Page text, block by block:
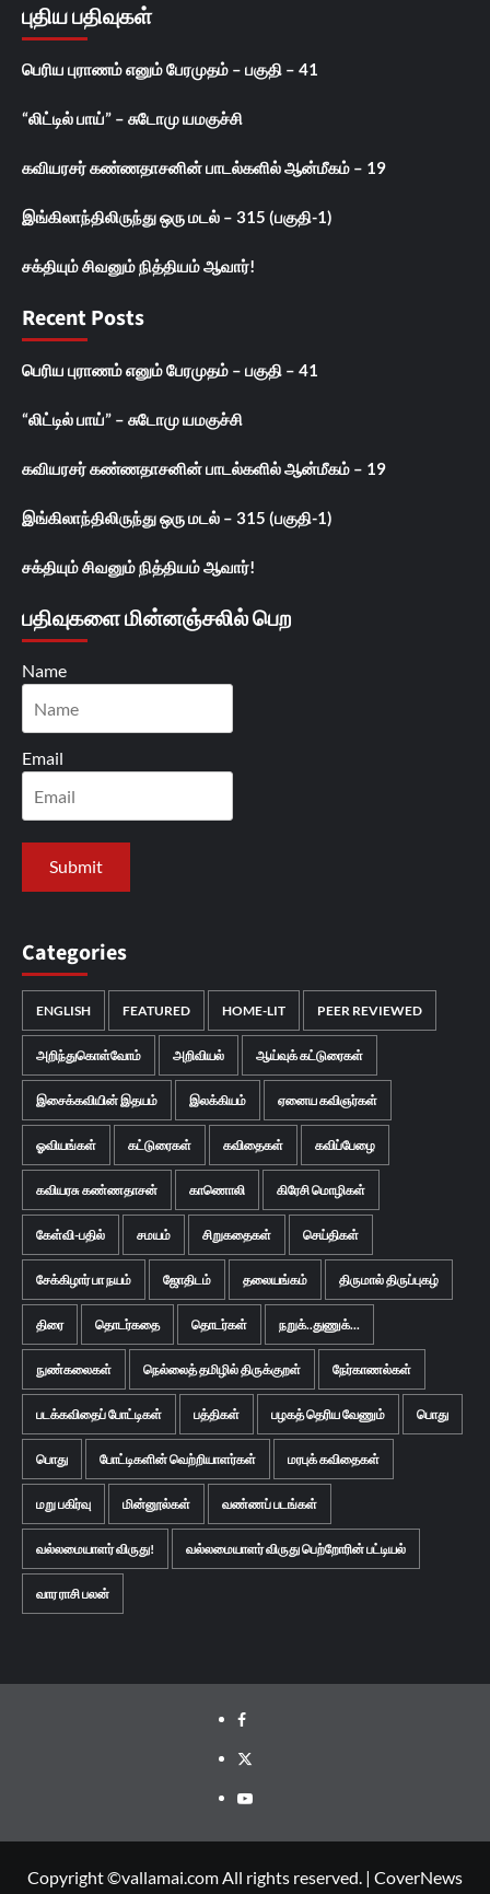
புதிய பதிவுகள்
பெரிய புராணம் எனும் பேரமுதம் – பகுதி – 41
“லிட்டில் பாய்” – சுடோமு யமகுச்சி
கவியரசர் கண்ணதாசனின் பாடல்களில் ஆன்மீகம் – 19
இங்கிலாந்திலிருந்து ஒரு மடல் – 315 (பகுதி-1)
சக்தியும் சிவனும் நித்தியம் ஆவார்!
Recent Posts
பெரிய புராணம் எனும் பேரமுதம் – பகுதி – 41
“லிட்டில் பாய்” – சுடோமு யமகுச்சி
கவியரசர் கண்ணதாசனின் பாடல்களில் ஆன்மீகம் – 19
இங்கிலாந்திலிருந்து ஒரு மடல் – 315 (பகுதி-1)
சக்தியும் சிவனும் நித்தியம் ஆவார்!
பதிவுகளை மின்னஞ்சலில் பெற
Name
Email
Categories
ENGLISH FEATURED HOME-LIT PEER REVIEWED
அறிந்துகொள்வோம் அறிவியல் ஆய்வுக் கட்டுரைகள்
இசைக்கவியின் இதயம் இலக்கியம் ஏனைய கவிஞர்கள்
ஓவியங்கள் கட்டுரைகள் கவிதைகள் கவிப்பேழை
கவியரசு கண்ணதாசன் காணொலி கிரேசி மொழிகள்
கேள்வி-பதில் சமயம் சிறுகதைகள் செய்திகள்
சேக்கிழார் பா நயம் ஜோதிடம் தலையங்கம் திருமால் திருப்புகழ்
திரை தொடர்கதை தொடர்கள் நறுக்..துணுக்...
நுண்கலைகள் நெல்லைத் தமிழில் திருக்குறள் நேர்காணல்கள்
படக்கவிதைப் போட்டிகள் பத்திகள் பழகத் தெரிய வேணும் பொது
பொது போட்டிகளின் வெற்றியாளர்கள் மரபுக் கவிதைகள்
மறு பகிர்வு மின்னூல்கள் வண்ணப் படங்கள்
வல்லமையாளர் விருது! வல்லமையாளர் விருது பெற்றோரின் பட்டியல்
வார ராசி பலன்
Facebook
Twitter
Youtube
Copyright ©vallamai.com All rights reserved. | CoverNews